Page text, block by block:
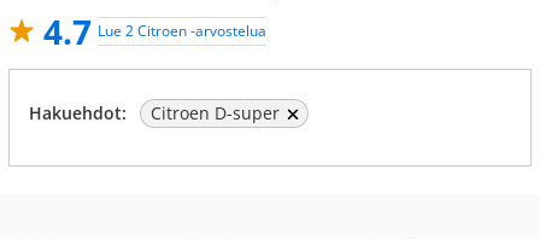
4.7 Lue 2 Citroen -arvostelua
Hakuehdot: Citroen D-super